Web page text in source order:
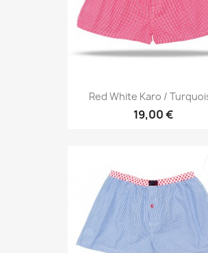
Red White Karo /
19,00 €